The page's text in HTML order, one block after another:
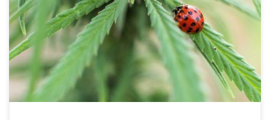
aby przejść przez to samotnie, są wysokie. „Dzięki temu
tematowi tak zwana „jamajska” koalicja (nazwa wzięła się od
barw partii tworzących koalicję w niemieckim parlamencie) może
dotrzymać kroku swojej nazwie”, mówi Lars Harms. Deputowany
SSW jest w najlepszym nastroju: propozycja jego
mniejszościowej partii, aby pozwolić na modelowy […]